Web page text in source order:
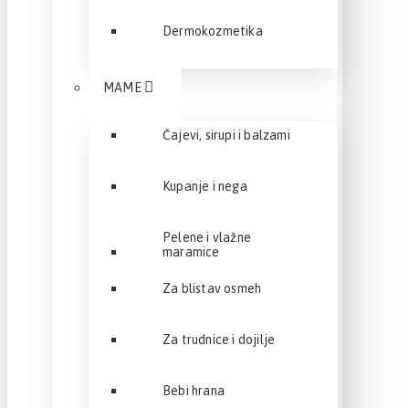
Dermokozmetika
MAME
Čajevi, sirupi i balzami
Kupanje i nega
Pelene i vlažne
maramice
Za blistav osmeh
Za trudnice i dojilje
Bebi hrana